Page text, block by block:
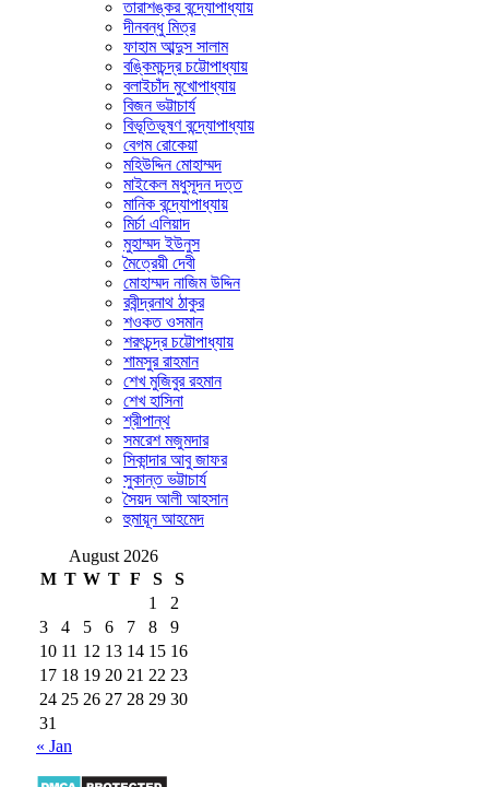
তারাশঙ্কর বন্দ্যোপাধ্যায়
দীনবন্ধু মিত্র
ফাহাম আব্দুস সালাম
বঙ্কিমচন্দ্র চট্টোপাধ্যায়
বলাইচাঁদ মুখোপাধ্যায়
বিজন ভট্টাচার্য
বিভূতিভূষণ বন্দ্যোপাধ্যায়
বেগম রোকেয়া
মহিউদ্দিন মোহাম্মদ
মাইকেল মধুসূদন দত্ত
মানিক বন্দ্যোপাধ্যায়
মির্চা এলিয়াদ
মুহাম্মদ ইউনুস
মৈত্রেয়ী দেবী
মোহাম্মদ নাজিম উদ্দিন
রবীন্দ্রনাথ ঠাকুর
শওকত ওসমান
শরৎচন্দ্র চট্টোপাধ্যায়
শামসুর রাহমান
শেখ মুজিবুর রহমান
শেখ হাসিনা
শ্রীপান্থ
সমরেশ মজুমদার
সিকান্দার আবু জাফর
সুকান্ত ভট্টাচার্য
সৈয়দ আলী আহসান
হুমায়ূন আহমেদ
August 2026
M T W T F S
S
1
2
3
4 5 6 7 8
9
10 11 12 13 14 15 16
17 18 19 20 21 22 23
24 25 26 27 28 29 30
31
« Jan